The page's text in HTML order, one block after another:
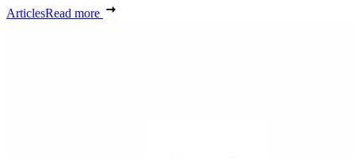
ArticlesRead more